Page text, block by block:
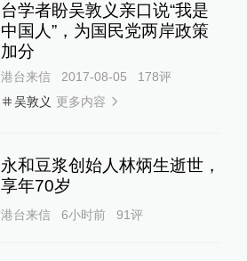
台学者盼吴敦义亲口说“我是
中国人”，为国民党两岸政策
加分
港台来信 2017-08-05 178评
吴敦义 更多内容
永和豆浆创始人林炳生逝世，
享年70岁
港台来信 6小时前 91评